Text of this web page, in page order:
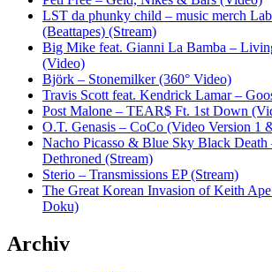
LST da phunky child – music merch
(Beattapes) (Stream)
Big Mike feat. Gianni La Bamba –
(Video)
Björk – Stonemilker (360° Video)
Travis Scott feat. Kendrick Lamar –
Post Malone – TEAR$ Ft. 1st Down
O.T. Genasis – CoCo (Video Version 1
Nacho Picasso & Blue Sky Black Death
Dethroned (Stream)
Sterio – Transmissions EP (Stream)
The Great Korean Invasion of Keith
Doku)
Archiv